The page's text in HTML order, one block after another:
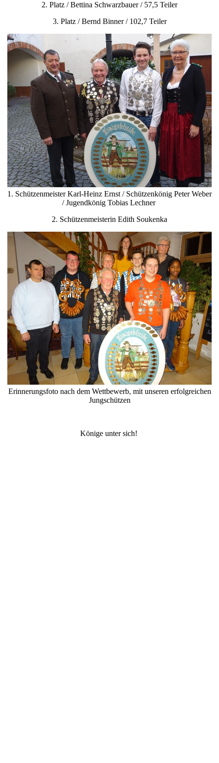
2. Platz / Bettina Schwarzbauer / 57,5 Teiler
3. Platz / Bernd Binner / 102,7 Teiler
1. Schützenmeister Karl-Heinz Ernst / Schützenkönig Peter Weber
/ Jugendkönig Tobias Lechner
2. Schützenmeisterin Edith Soukenka
Erinnerungsfoto nach dem Wettbewerb, mit unseren erfolgreichen
Jungschützen
Könige unter sich!